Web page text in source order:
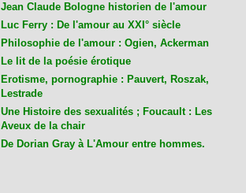
Jean Claude Bologne historien de l'amour
Luc Ferry : De l'amour au XXI° siècle
Philosophie de l'amour : Ogien, Ackerman
Le lit de la poésie érotique
Erotisme, pornographie : Pauvert, Roszak,
Lestrade
Une Histoire des sexualités ; Foucault : Les
Aveux de la chair
De Dorian Gray à L'Amour entre hommes.